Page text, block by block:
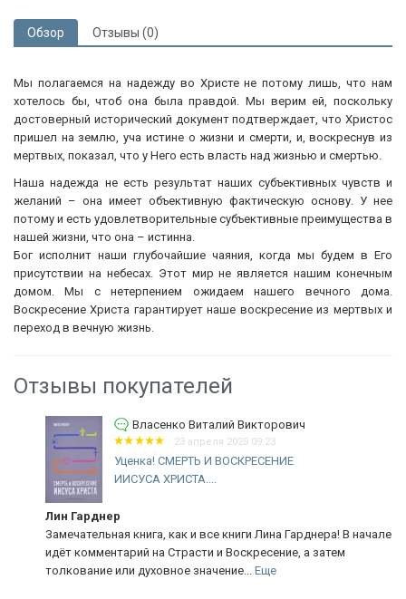
Обзор Отзывы (0)
Мы полагаемся на надежду во Христе не потому лишь, что нам
хотелось бы, чтоб она была правдой. Мы верим ей, поскольку
достоверный исторический документ подтверждает, что Христос
пришел на землю, уча истине о жизни и смерти, и, воскреснув из
мертвых, показал, что у Него есть власть над жизнью и смертью.
Наша надежда не есть результат наших субъективных чувств и
желаний – она имеет объективную фактическую основу. У нее
потому и есть удовлетворительные субъективные преимущества в
нашей жизни, что она – истинна.
Бог исполнит наши глубочайшие чаяния, когда мы будем в Его
присутствии на небесах. Этот мир не является нашим конечным
домом. Мы с нетерпением ожидаем нашего вечного дома.
Воскресение Христа гарантирует наше воскресение из мертвых и
переход в вечную жизнь.
Отзывы покупателей
Власенко Виталий Викторович
23 апреля 2025 09:23
Уценка! СМЕРТЬ И ВОСКРЕСЕНИЕ
ИИСУСА ХРИСТА....
Лин Гарднер
Замечательная книга, как и все книги Лина Гарднера! В начале
идёт комментарий на Страсти и Воскресение, а затем
толкование или духовное значение...Еще